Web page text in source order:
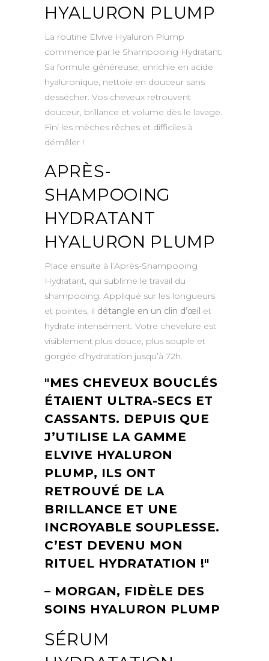
HYALURON PLUMP
La routine Elvive Hyaluron Plump
commence par le Shampooing Hydratant.
Sa formule généreuse, enrichie en acide
hyaluronique, nettoie en douceur sans
dessécher. Vos cheveux retrouvent
douceur, brillance et volume dès le lavage.
Fini les mèches rêches et difficiles à
démêler !
APRÈS-
SHAMPOOING
HYDRATANT
HYALURON PLUMP
Place ensuite à l’Après-Shampooing
Hydratant, qui sublime le travail du
shampooing. Appliqué sur les longueurs
et pointes, il détangle en un clin d’œil et
hydrate intensément. Votre chevelure est
visiblement plus douce, plus souple et
gorgée d’hydratation jusqu’à 72h.
MES CHEVEUX BOUCLÉS
ÉTAIENT ULTRA-SECS ET
CASSANTS. DEPUIS QUE
J’UTILISE LA GAMME
ELVIVE HYALURON
PLUMP, ILS ONT
RETROUVÉ DE LA
BRILLANCE ET UNE
INCROYABLE SOUPLESSE.
C’EST DEVENU MON
RITUEL HYDRATATION !
– MORGAN, FIDÈLE DES
SOINS HYALURON PLUMP
SÉRUM